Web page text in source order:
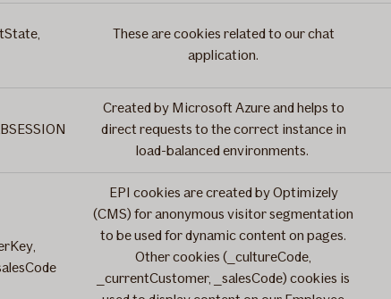
These are cookies related to our chat
application.
Created by Microsoft Azure and helps to
direct requests to the correct instance in
load-balanced environments.
EPI cookies are created by Optimizely
(CMS) for anonymous visitor segmentation
to be used for dynamic content on pages.
Other cookies (_cultureCode,
_currentCustomer, _salesCode) cookies is